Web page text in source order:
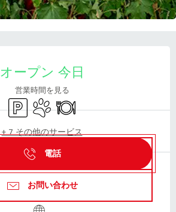
オープン 今日
営業時間を見る
Car parkAnimals accepted
Restaurant
+ 7 その他のサービス
電話
お問い合わせ